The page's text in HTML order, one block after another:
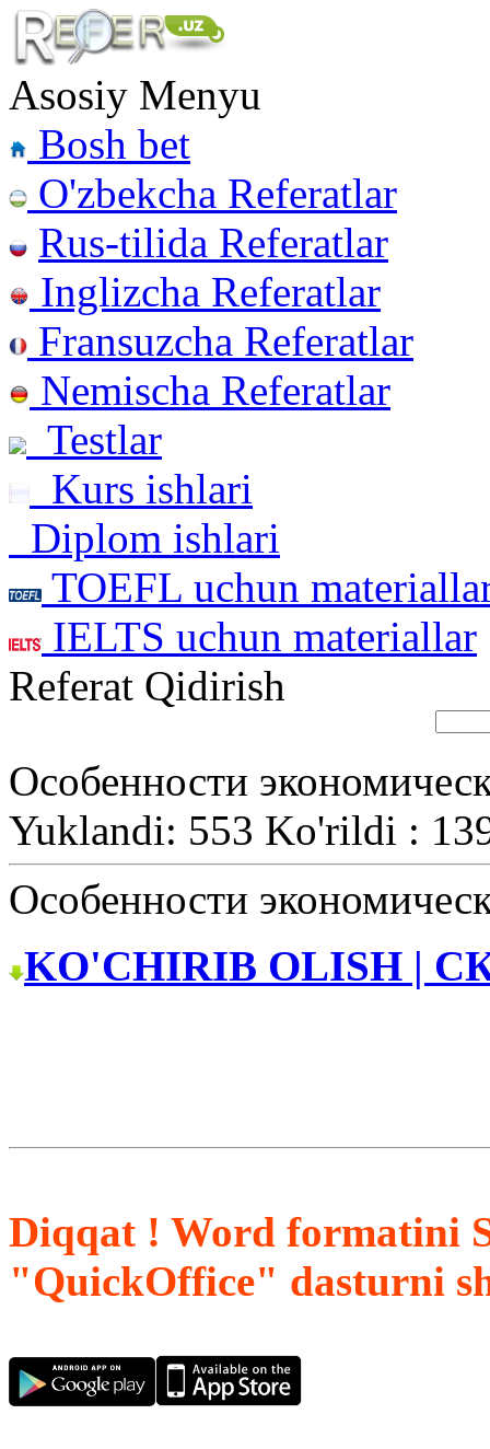
Asosiy Menyu
Bosh bet
O'zbekcha Referatlar
Rus-tilida Referatlar
Inglizcha Referatlar
Fransuzcha Referatlar
Nemischa Referatlar
Testlar
Kurs ishlari
Diplom ishlari
TOEFL uchun
IELTS uchun materiallar
Referat Qidirish
Особенности
Yuklandi: 553 Ko'rildi :
Особенности
KO'CHIRIB OLISH |
Diqqat ! Word formatini
"QuickOffice" dasturni